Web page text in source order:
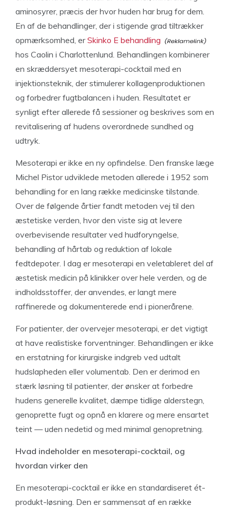
aminosyrer, præcis der hvor huden har brug for dem.
En af de behandlinger, der i stigende grad tiltrækker
opmærksomhed, erSkinko E behandling
hos Caolin i Charlottenlund. Behandlingen kombinerer
en skræddersyet mesoterapi-cocktail med en
injektionsteknik, der stimulerer kollagenproduktionen
og forbedrer fugtbalancen i huden. Resultatet er
synligt efter allerede få sessioner og beskrives som en
revitalisering af hudens overordnede sundhed og
udtryk.
Mesoterapi er ikke en ny opfindelse. Den franske læge
Michel Pistor udviklede metoden allerede i 1952 som
behandling for en lang række medicinske tilstande.
Over de følgende årtier fandt metoden vej til den
æstetiske verden, hvor den viste sig at levere
overbevisende resultater ved hudforyngelse,
behandling af hårtab og reduktion af lokale
fedtdepoter. I dag er mesoterapi en veletableret del af
æstetisk medicin på klinikker over hele verden, og de
indholdsstoffer, der anvendes, er langt mere
raffinerede og dokumenterede end i pionerårene.
For patienter, der overvejer mesoterapi, er det vigtigt
at have realistiske forventninger. Behandlingen er ikke
en erstatning for kirurgiske indgreb ved udtalt
hudslapheden eller volumentab. Den er derimod en
stærk løsning til patienter, der ønsker at forbedre
hudens generelle kvalitet, dæmpe tidlige alderstegn,
genoprette fugt og opnå en klarere og mere ensartet
teint — uden nedetid og med minimal genopretning.
Hvad indeholder en mesoterapi-cocktail, og
hvordan virker den
En mesoterapi-cocktail er ikke en standardiseret ét-
produkt-løsning. Den er sammensat af en række